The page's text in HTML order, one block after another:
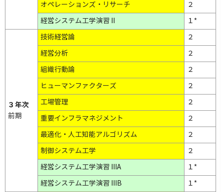
オペレーションズ・リサーチ
２
経営システム工学演習 II
１*
３年次
前期
技術経営論
２
経営分析
２
組織行動論
２
ヒューマンファクターズ
２
工場管理
２
重要インフラマネジメント
２
最適化・人工知能アルゴリズム
２
制御システム工学
２
経営システム工学演習 IIIA
１*
経営システム工学演習 IIIB
１*